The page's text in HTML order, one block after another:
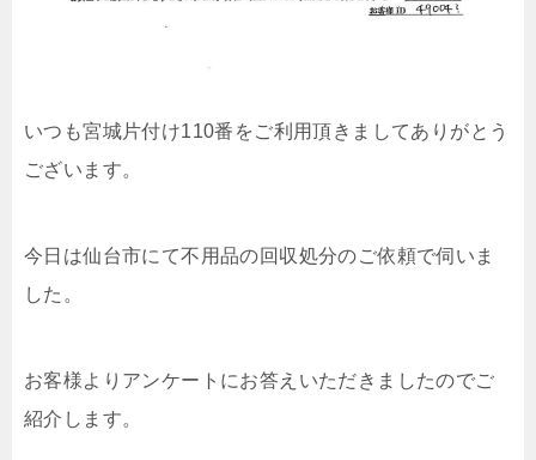
いつも宮城片付け110番をご利用頂きましてありがとう
ございます。
今日は仙台市にて不用品の回収処分のご依頼で伺いま
した。
お客様よりアンケートにお答えいただきましたのでご
紹介します。